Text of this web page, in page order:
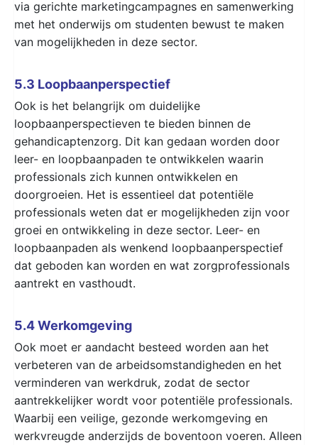
via gerichte marketingcampagnes en samenwerking
met het onderwijs om studenten bewust te maken
van mogelijkheden in deze sector.
5.3 Loopbaanperspectief
Ook is het belangrijk om duidelijke
loopbaanperspectieven te bieden binnen de
gehandicaptenzorg. Dit kan gedaan worden door
leer- en loopbaanpaden te ontwikkelen waarin
professionals zich kunnen ontwikkelen en
doorgroeien. Het is essentieel dat potentiële
professionals weten dat er mogelijkheden zijn voor
groei en ontwikkeling in deze sector. Leer- en
loopbaanpaden als wenkend loopbaanperspectief
dat geboden kan worden en wat zorgprofessionals
aantrekt en vasthoudt.
5.4 Werkomgeving
Ook moet er aandacht besteed worden aan het
verbeteren van de arbeidsomstandigheden en het
verminderen van werkdruk, zodat de sector
aantrekkelijker wordt voor potentiële professionals.
Waarbij een veilige, gezonde werkomgeving en
werkvreugde anderzijds de boventoon voeren. Alleen